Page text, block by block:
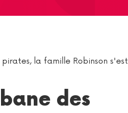
la famille Robinson s'est
des